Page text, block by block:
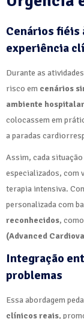
Cenários
experiência
Durante as
risco em cenários
ambiente
colocassem em
a paradas
Assim, cada
especializados, com
terapia intensiva.
personalizada com
reconhecidos,
(Advanced
Integração
problemas
Essa abordagem
clínicos reais,